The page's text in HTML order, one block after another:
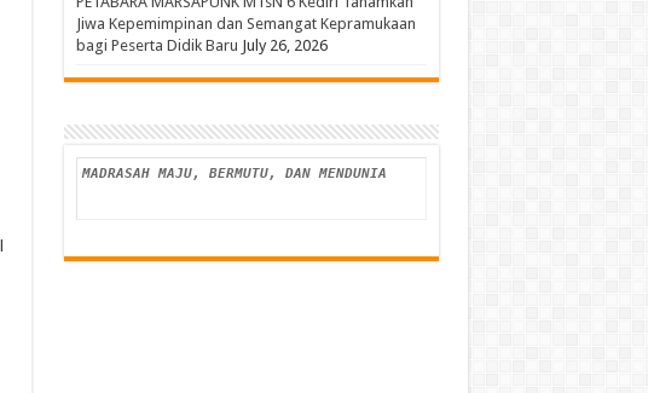
Jiwa Kepemimpinan dan Semangat Kepramukaan
bagi Peserta Didik Baru July 26, 2026
MADRASAH MAJU, BERMUTU, DAN MENDUNIA